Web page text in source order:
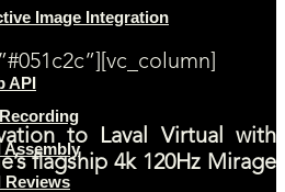
Image Integration
API
Assembly
Reviews
to Laval Virtual with
flagship 4k 120Hz Mirage